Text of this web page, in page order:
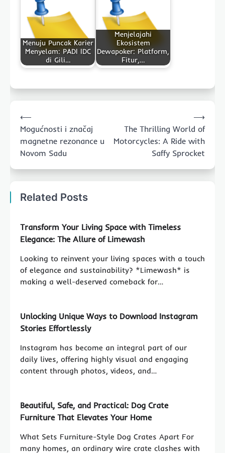
Menuju Puncak Karier
Menyelam: PADI IDC
di Gili…
Menjelajahi
Ekosistem
Dewapoker: Platform,
Fitur,…
navigation
⟵
Mogućnosti i značaj
magnetne rezonance u
Novom Sadu
The Thrilling World of
Motorcycles: A Ride with
Saffy Sprocket
⟶
Related Posts
Transform Your Living Space with Timeless
Elegance: The Allure of Limewash
Looking to reinvent your living spaces with a touch
of elegance and sustainability? *Limewash* is
making a well-deserved comeback for…
Unlocking Unique Ways to Download Instagram
Stories Effortlessly
Instagram has become an integral part of our
daily lives, offering highly visual and engaging
content through photos, videos, and…
Beautiful, Safe, and Practical: Dog Crate
Furniture That Elevates Your Home
What Sets Furniture-Style Dog Crates Apart For
many homes, an ordinary wire crate clashes with